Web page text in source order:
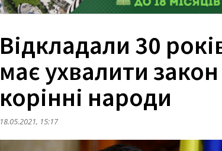
Відкладали 30
має ухвалити
корінні народи
18.05.2021, 15:17